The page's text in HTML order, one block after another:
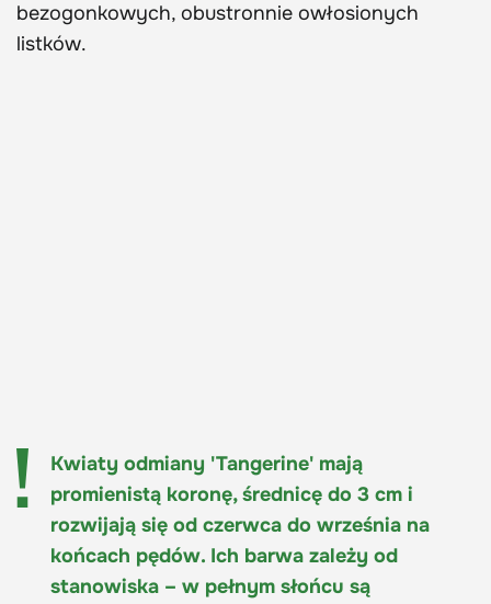
bezogonkowych, obustronnie owłosionych
listków.
Kwiaty odmiany 'Tangerine' mają
promienistą koronę, średnicę do 3 cm i
rozwijają się od czerwca do września na
końcach pędów. Ich barwa zależy od
stanowiska – w pełnym słońcu są